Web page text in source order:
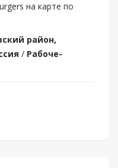
на карте по
район,
/ Рабоче-